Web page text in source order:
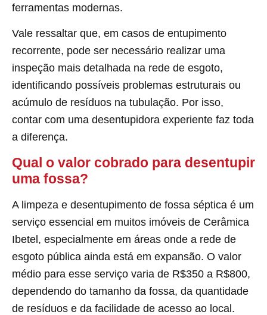
ferramentas modernas.
Vale ressaltar que, em casos de entupimento
recorrente, pode ser necessário realizar uma
inspeção mais detalhada na rede de esgoto,
identificando possíveis problemas estruturais ou
acúmulo de resíduos na tubulação. Por isso,
contar com uma desentupidora experiente faz toda
a diferença.
Qual o valor cobrado para desentupir
uma fossa?
A limpeza e desentupimento de fossa séptica é um
serviço essencial em muitos imóveis de Cerâmica
Ibetel, especialmente em áreas onde a rede de
esgoto pública ainda está em expansão. O valor
médio para esse serviço varia de R$350 a R$800,
dependendo do tamanho da fossa, da quantidade
de resíduos e da facilidade de acesso ao local.